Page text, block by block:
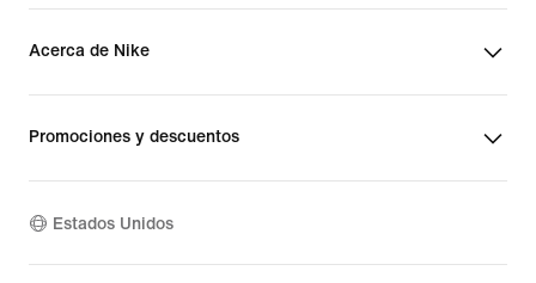
Acerca de Nike
Promociones y descuentos
Estados Unidos